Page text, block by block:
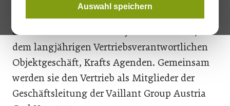
Auswahl speichern
Vertriebsleiter Region Ost, übernimmt
demnach zusammen mit Josef Kurzmann,
dem langjährigen Vertriebsverantwortlichen
Objektgeschäft, Krafts Agenden. Gemeinsam
werden sie den Vertrieb als Mitglieder der
Geschäftsleitung der Vaillant Group Austria